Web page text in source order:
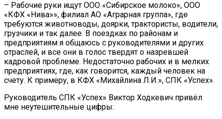
– Рабочие руки ищут ООО «Сибирское молоко», ООО
«КФХ «Нива»», филиал АО «Аграрная группа», где
требуются животноводы, доярки, трактористы, водители,
грузчики и так далее. В поездках по районам и
предприятиям я общаюсь с руководителями и других
отраслей, и все они в голос твердят о назревшей
кадровой проблеме. Недостаточно рабочих и в мелких
предприятиях, где, как говорится, каждый человек на
счету. К примеру, в КФХ «Михайлина Л.И.», СПК «Успех».
Руководитель СПК «Успех» Виктор Ходкевич привёл
мне неутешительные цифры: